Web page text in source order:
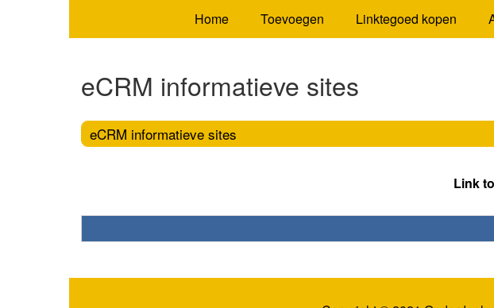
Home Toevoegen Linktegoed kopen
eCRM informatieve sites
eCRM informatieve sites
Link